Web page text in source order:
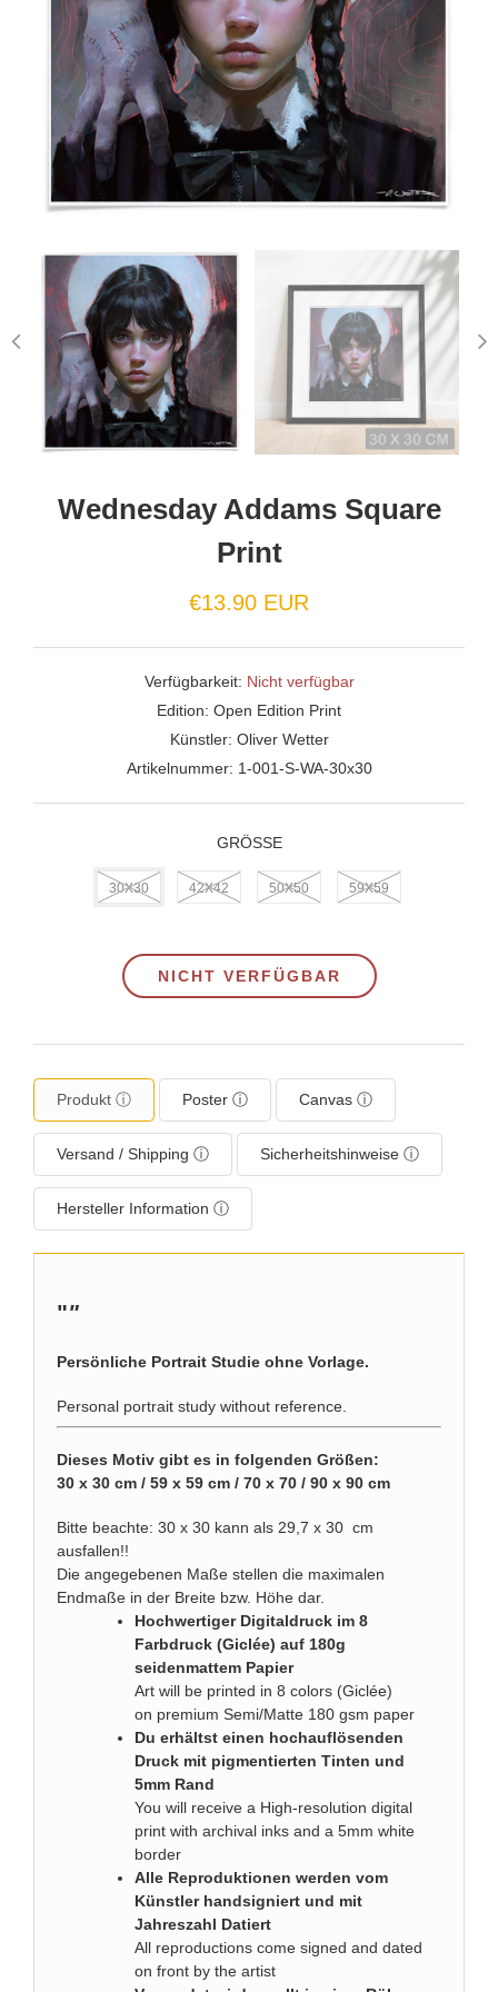
Wednesday Addams Square
Print
€13.90 EUR
Verfügbarkeit: Nicht verfügbar
Edition: Open Edition Print
Künstler: Oliver Wetter
Artikelnummer: 1-001-S-WA-30x30
GRÖSSE
30X30 42X42 50X50 59X59
NICHT VERFÜGBAR
Produkt ⓘ Poster ⓘ Canvas ⓘ
Versand / Shipping ⓘ Sicherheitshinweise ⓘ
Hersteller Information ⓘ
""
Persönliche Portrait Studie ohne Vorlage.
Personal portrait study without reference.
Dieses Motiv gibt es in folgenden Größen:
30 x 30 cm / 59 x 59 cm / 70 x 70 / 90 x 90 cm
Bitte beachte: 30 x 30 kann als 29,7 x 30 cm
ausfallen!!
Die angegebenen Maße stellen die maximalen
Endmaße in der Breite bzw. Höhe dar.
Hochwertiger Digitaldruck im 8
Farbdruck (Giclée) auf 180g
seidenmattem Papier
Art will be printed in 8 colors (Giclée)
on premium Semi/Matte 180 gsm paper
Du erhältst einen hochauflösenden
Druck mit pigmentierten Tinten und
5mm Rand
You will receive a High-resolution digital
print with archival inks and a 5mm white
border
Alle Reproduktionen werden vom
Künstler handsigniert und mit
Jahreszahl Datiert
All reproductions come signed and dated
on front by the artist